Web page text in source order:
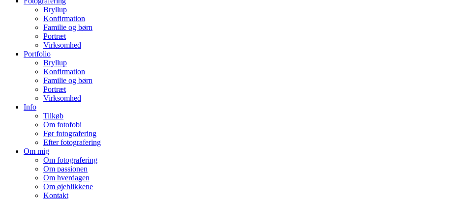
Bryllup
Konfirmation
Familie og børn
Portræt
Virksomhed
Portfolio
Bryllup
Konfirmation
Familie og børn
Portræt
Virksomhed
Info
Tilkøb
Om fotofobi
Før fotografering
Efter fotografering
Om mig
Om fotografering
Om passionen
Om hverdagen
Om øjeblikkene
Kontakt